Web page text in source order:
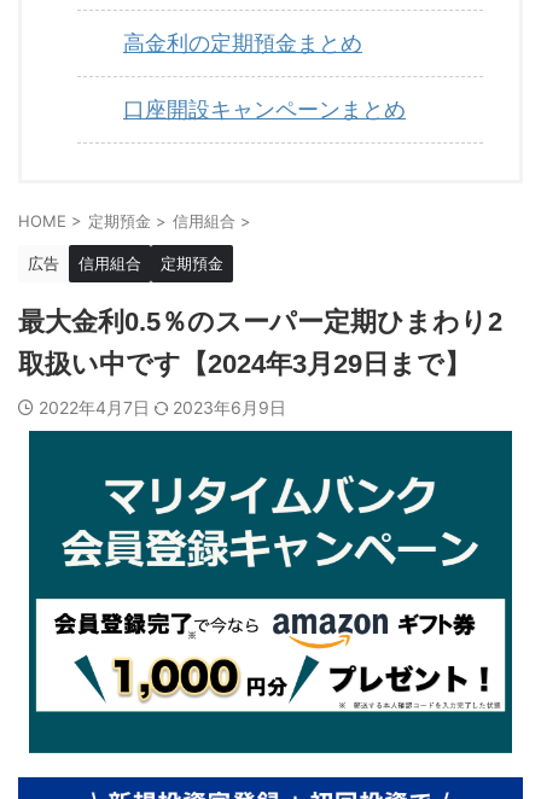
高金利の定期預金まとめ
口座開設キャンペーンまとめ
HOME > 定期預金 > 信用組合 >
広告 信用組合 定期預金
最大金利0.5％のスーパー定期ひまわり2
取扱い中です【2024年3月29日まで】
2022年4月7日 2023年6月9日